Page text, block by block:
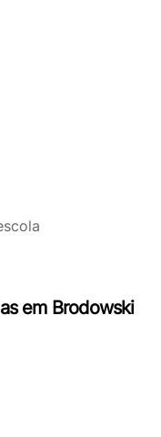
em Brodowski